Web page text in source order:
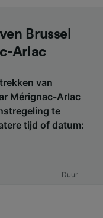
Brussel
Arlac
van
Mérignac-Arlac
te
tijd of datum:
Duur